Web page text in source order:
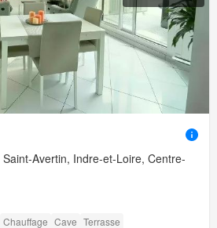
Avertin, Indre-et-Loire, Centre-
Chauffage Cave Terrasse